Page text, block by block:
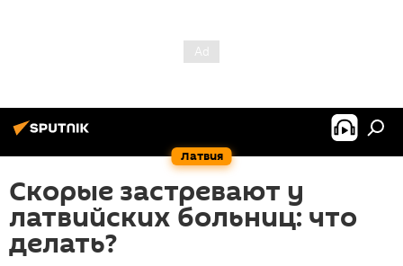
Латвия
Скорые застревают у
латвийских больниц: что
делать?